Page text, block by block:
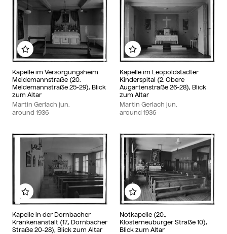
Kapelle im Versorgungsheim
Meldemannstraße (20.
Meldemannstraße 25-29), Blick
zum Altar
Martin Gerlach jun.
around 1936
Add to my album
Kapelle im Leopoldstädter
Kinderspital (2. Obere
Augartenstraße 26-28), Blick
zum Altar
Martin Gerlach jun.
around 1936
Add to my album
Kapelle in der Dornbacher
Krankenanstalt (17., Dornbacher
Straße 20-28), Blick zum Altar
Add to my album
Notkapelle (20.,
Klosterneuburger Straße 10),
Blick zum Altar
Add to my album